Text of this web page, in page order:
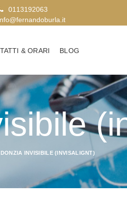
0113192063
& ORARI BLOG
INVISIBILE (INVISALIGNT)